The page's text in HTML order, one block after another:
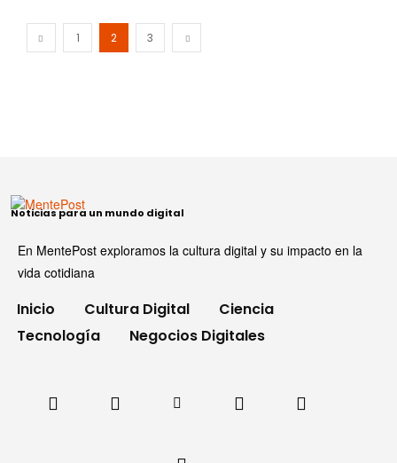
1 2 3
Noticias para un mundo digital
En MentePost exploramos la cultura digital y su impacto en la
vida cotidiana
Inicio Cultura Digital
Ciencia
Tecnología
Negocios Digitales